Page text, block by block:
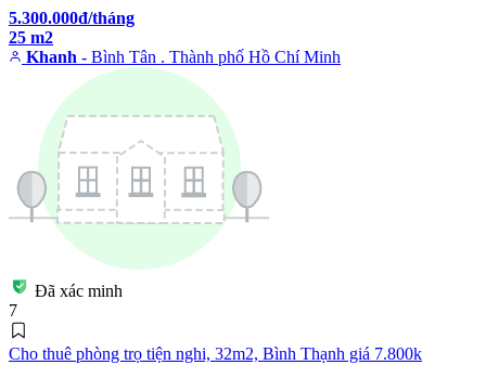
5.300.000đ/tháng
25 m2
Khanh - Bình Tân . Thành phố Hồ Chí Minh
Đã xác minh
7
Cho thuê phòng trọ tiện nghi, 32m2, Bình Thạnh giá 7.800k